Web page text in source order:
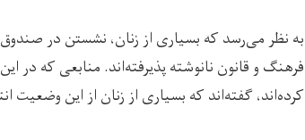
به نظر می‌رسد که بسیاری از زنان، نشستن در
فرهنگ و قانون نانوشته پذیرفته‌اند. منابعی که در
کرده‌اند، گفته‌اند که بسیاری از زنان از این وضعیت